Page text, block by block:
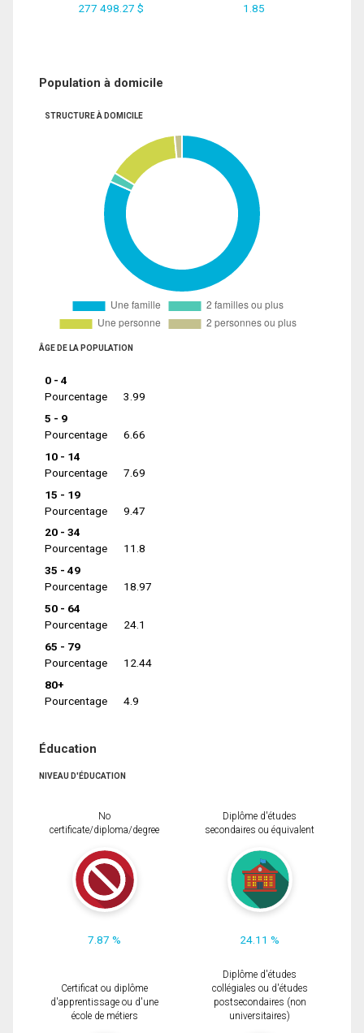
277 498.27 $ 1.85
Population à domicile
STRUCTURE À DOMICILE
ÂGE DE LA POPULATION
0 - 4
Pourcentage
3.99
5 - 9
Pourcentage
6.66
10 - 14
Pourcentage
7.69
15 - 19
Pourcentage
9.47
20 - 34
Pourcentage
11.8
35 - 49
Pourcentage
18.97
50 - 64
Pourcentage
24.1
65 - 79
Pourcentage
12.44
80+
Pourcentage
4.9
Éducation
NIVEAU D'ÉDUCATION
No
certificate/diploma/degree
7.87 %
Diplôme d'études
secondaires ou équivalent
24.11 %
Certificat ou diplôme
d'apprentissage ou d'une
école de métiers
Diplôme d'études
collégiales ou d'études
postsecondaires (non
universitaires)